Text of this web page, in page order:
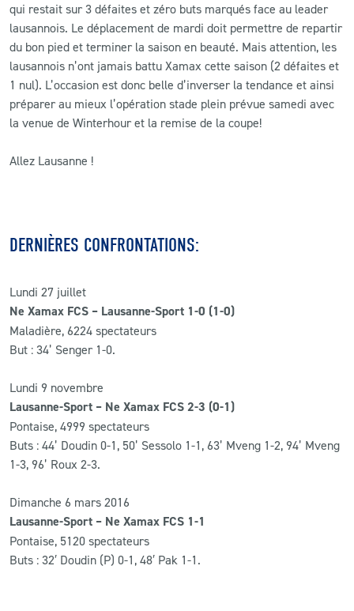
PRESSE ET MEDIAS
qui restait sur 3 défaites et zéro buts marqués face au leader
lausannois. Le déplacement de mardi doit permettre de repartir
du bon pied et terminer la saison en beauté. Mais attention, les
lausannois n’ont jamais battu Xamax cette saison (2 défaites et
1 nul). L’occasion est donc belle d’inverser la tendance et ainsi
préparer au mieux l’opération stade plein prévue samedi avec
la venue de Winterhour et la remise de la coupe!
Allez Lausanne !
DERNIÈRES CONFRONTATIONS:
Lundi 27 juillet
Ne Xamax FCS – Lausanne-Sport 1-0 (1-0)
Maladière, 6224 spectateurs
But : 34’ Senger 1-0.
Lundi 9 novembre
Lausanne-Sport – Ne Xamax FCS 2-3 (0-1)
Pontaise, 4999 spectateurs
Buts : 44’ Doudin 0-1, 50’ Sessolo 1-1, 63’ Mveng 1-2, 94’ Mveng
1-3, 96’ Roux 2-3.
Dimanche 6 mars 2016
Lausanne-Sport – Ne Xamax FCS 1-1
Pontaise, 5120 spectateurs
Buts : 32′ Doudin (P) 0-1, 48′ Pak 1-1.